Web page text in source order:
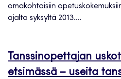
omakohtaisiin
ajalta syksyltä 2013....
Tanssinopettajan
etsimässä – useita